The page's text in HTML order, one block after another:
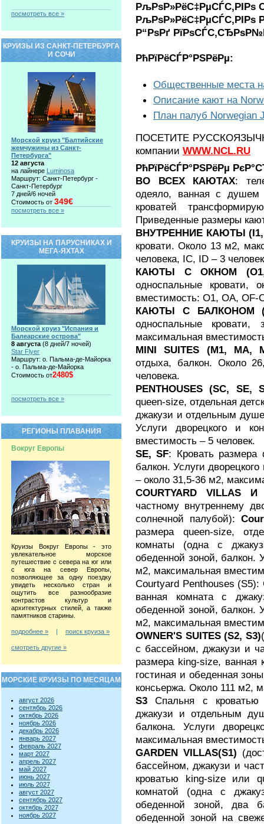
Р“РѕРґ
РћРїРёСЃР°РЅРёРµ:
Общественные места
Описание кают на
План палуб Norwegian
ПОСЕТИТЕ
компании WWW.NCL.RU
РћРїРёСЃР°РЅРёРµ
ВО ВСЕХ КАЮТАХ:
одеяло, ванная с душем
кроватей
Приведенные размеры
ВНУТРЕННИЕ КАЮТЫ (I1,
кровати. Около 13 м2,
человека, IC, ID – 3
КАЮТЫ С ОКНОМ
односпальные кровати,
вместимость: О1, ОА, OF-
КАЮТЫ С БАЛКОНОМ
односпальные
максимальная
MINI SUITES (M1, MA,
отдыха, балкон. Около
человека.
PENTHOUSES (SC, SE,
queen-size, отдельная
джакузи и отдельным
Услуги дворецкого и
вместимость – 5 человек.
SE, SF: Кровать размера
балкон. Услуги
– около 31,5-36 м2,
COURTYARD VILLAS И
частному внутреннему
солнечной палубой):
размера queen-size,
комнаты (одна с
обеденной зоной, балкон.
м2, максимальная
Courtyard Penthouses
ванная комната с
обеденной зоной, балкон.
м2, максимальная
OWNER'S SUITES (S2, S3)
с бассейном, джакузи и
размера king-size,
гостиная и обеденная
консьержа. Около 111 м2,
S3 Спальня с кроватью
джакузи и отдельным
балкона. Услуги
максимальная
GARDEN VILLAS(S1)
бассейном, джакузи и
кроватью king-size или
комнатой (одна с
обеденной зоной, два
обеденной зоной на
посмотреть все »
КРУИЗЫ ИЗ САНКТ-ПЕТЕРБУРГА
И СОЧИ
Морской круиз "Балтийские
жемчужины из Санкт-
Петербурга"
12 августа
на лайнере Luminosa
Маршрут: Санкт-Петербург -
Санкт-Петербург
7 дней/6 ночей
Стоимость от 349€
посмотреть все »
КРУИЗЫ НА ПАРУСНИКАХ И
МЕГА-ЯХТАХ
Морской круиз "Испания и
Балеарские острова"
8 августа (8 дней/7 ночей)
Star Flyer
Маршрут: о. Пальма-де-Майорка
- о. Пальма-де-Майорка
Стоимость от2480$
посмотреть все »
РЕГИОНЫ ПЛАВАНИЯ
Вокруг Европы
Круизы Вокруг Европы - это
увлекательное морское
путешествие с севера на юг или
с юга на север Европы,
позволяющее за одну поездку
увидеть несколько стран и
ощутить все разнообразие
контрастов культур и
архитектурных стилей, а также
памятников старины.
подробнее » | поиск круиза »
смотреть другие »
МОРСКИЕ КРУИЗЫ ПО МЕСЯЦАМ
август 2026
сентябрь 2026
октябрь 2026
ноябрь 2026
декабрь 2026
январь 2027
февраль 2027
март 2027
апрель 2027
май 2027
июнь 2027
июль 2027
август 2027
сентябрь 2027
октябрь 2027
ноябрь 2027